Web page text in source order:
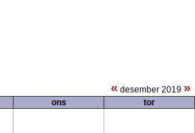
« desember 2019 »
ons tor